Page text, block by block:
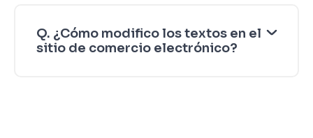
Q. ¿Cómo modifico los textos en el
sitio de comercio electrónico?